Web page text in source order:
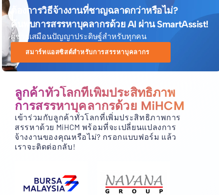
ต้องการวิธีจ้างงานที่ชาญฉลาดกว่าหรือไม่?
ค้นพบการสรรหาบุคลากรด้วย AI ผ่าน SmartAssist!
ผู้ช่วยเสมือนปัญญาประดิษฐ์สำหรับทุกคน
สมาร์ทแอสซิสต์สำหรับการสรรหาบุคลากร
ลูกค้าทั่วโลกที่เพิ่มประสิทธิภาพ
การสรรหาบุคลากรด้วย MiHCM
เข้าร่วมกับลูกค้าทั่วโลกที่เพิ่มประสิทธิภาพการ
สรรหาด้วย MiHCM พร้อมที่จะเปลี่ยนแปลงการ
จ้างงานของคุณหรือไม่? กรอกแบบฟอร์ม แล้ว
เราจะติดต่อกลับ!